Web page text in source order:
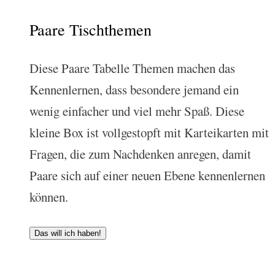
Paare Tischthemen
Diese Paare Tabelle Themen machen das
Kennenlernen, dass besondere jemand ein
wenig einfacher und viel mehr Spaß. Diese
kleine Box ist vollgestopft mit Karteikarten mit
Fragen, die zum Nachdenken anregen, damit
Paare sich auf einer neuen Ebene kennenlernen
können.
Das will ich haben!